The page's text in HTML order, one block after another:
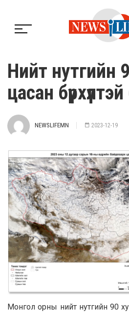
Нийт нутгийн
цасан
NEWSLIFEMN 2023-12-19
Монгол орны нийт нутгийн 90